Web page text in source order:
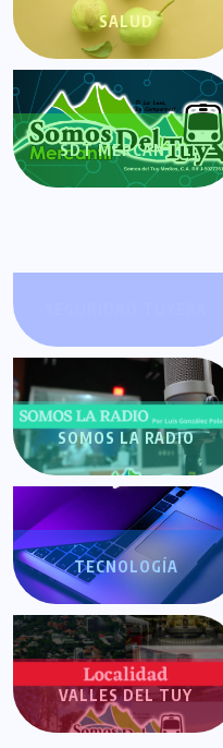
SALUD
SDT MERCANTIL
SOMOS LA RADIO
TECNOLOGÍA
VALLES DEL TUY